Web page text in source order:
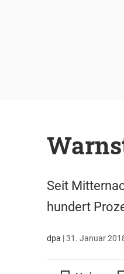
Seit
hundert
dpa |31. Januar